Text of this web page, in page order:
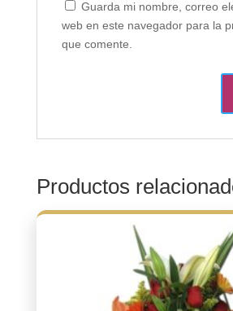
Guarda mi nombre, correo
web en este navegador para la
que comente.
Productos